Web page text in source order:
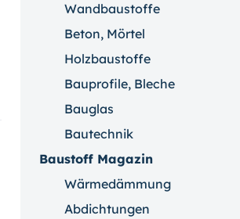
Wandbaustoffe
Beton, Mörtel
Holzbaustoffe
Bauprofile, Bleche
Bauglas
Bautechnik
Baustoff Magazin
Wärmedämmung
Abdichtungen